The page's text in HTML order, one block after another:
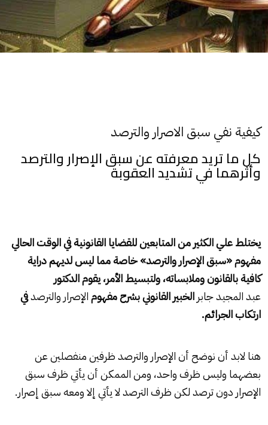
كيفية نفي سبق الاصرار والترصد
كل ما تريد معرفته عن سبق الإصرار والترصد
وأثرهما في تشديد العقوبة
يختلط علي الكثير من المتابعين للقضايا القانونية في الوقت الحالي
مفهوم «سبق الإصرار والترصد» خاصة مما ليس لديهم دراية
كافية بالقانون وملابساته، ولتبسيط الأمر، يقوم الدكتور
عبد المجيد جابر الخبير القانوني بشرح مفهومالإصرار والترصدفي
ارتكاب الجرائم.
هنا لابد أن نوضح أن الإصرار والترصد ظرفين منفصلين عن
بعضهما وليس ظرف واحد، ومن الممكن أن يأتي ظرف سبق
الإصرار دون ترصد لكن ظرف الترصد لا يأتي إلا ومعه سبق إصرار.